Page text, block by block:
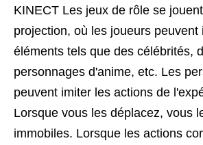
KINECT Les jeux de rôle se
projection, où les joueurs peuvent
éléments tels que des célébrités,
personnages d'anime, etc. Les
peuvent imiter les actions de
Lorsque vous les déplacez, vous
immobiles. Lorsque les actions